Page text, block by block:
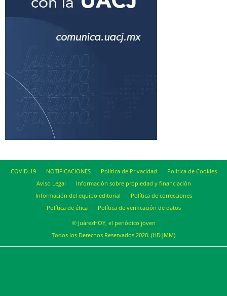
COVID-19 NOTIFICACIONES Política de Privacidad
Política de Cookies
Aviso Legal
Información sobre propiedad y financiación
Información del equipo editorial
Política de correcciones
Política de ética
Política de verificación de datos
© JuárezHOY, el periódico joven
Todos los Derechos Reservados 2020. (HD|MM)